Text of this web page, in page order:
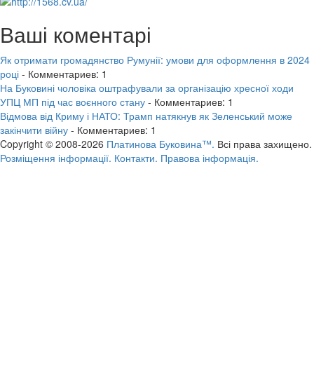
Ваші коментарі
Як отримати громадянство Румунії: умови для оформлення в 2024
році - Комментариев: 1
На Буковині чоловіка оштрафували за організацію хресної ходи
УПЦ МП під час воєнного стану - Комментариев: 1
Відмова від Криму і НАТО: Трамп натякнув як Зеленський може
закінчити війну - Комментариев: 1
Copyright © 2008-2026 Платинова Буковина™. Всі права захищено.
Розміщення інформації. Контакти. Правова інформація.